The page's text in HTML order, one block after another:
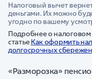
Налоговый вычет
деньгами. Их можно
угодно по вашему
Подробнее о налоговом
статье Как оформить
долгосрочных
«Разморозка»